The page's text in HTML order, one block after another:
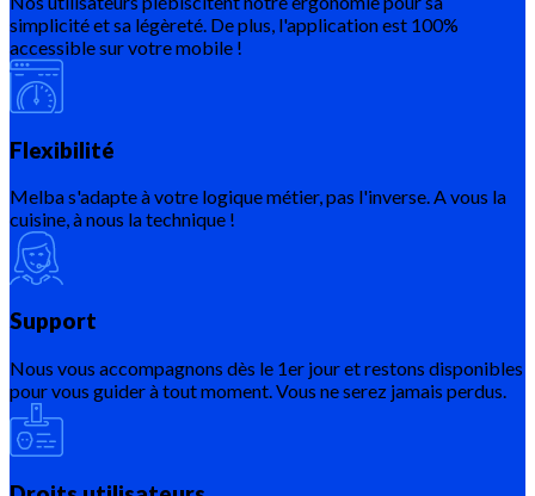
simplicité et sa légèreté. De plus, l'application est 100%
accessible sur votre mobile !
Flexibilité
Melba s'adapte à votre logique métier, pas l'inverse. A vous la
cuisine, à nous la technique !
Support
Nous vous accompagnons dès le 1er jour et restons disponibles
pour vous guider à tout moment. Vous ne serez jamais perdus.